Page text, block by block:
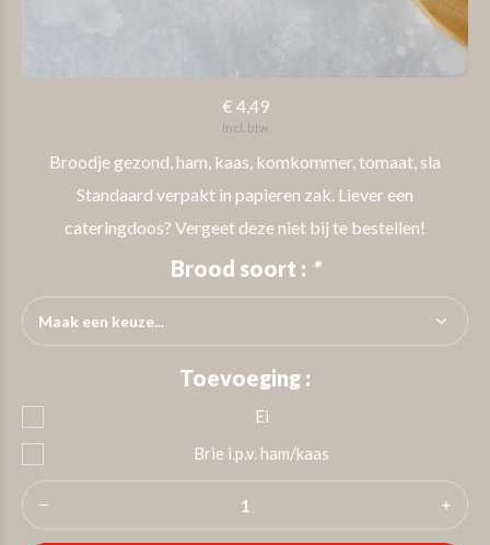
€ 4,49
Incl. btw
Broodje gezond, ham, kaas, komkommer, tomaat, sla
Standaard verpakt in papieren zak. Liever een
cateringdoos? Vergeet deze niet bij te bestellen!
Brood soort : *
Toevoeging :
Ei
Brie i.p.v. ham/kaas